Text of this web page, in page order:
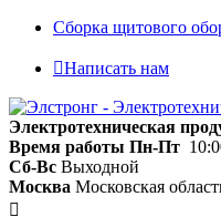
Сборка щитового
Написать нам
Электротехническая
Время работы Пн-Пт
Сб-Вс Выходной
Москва Московская